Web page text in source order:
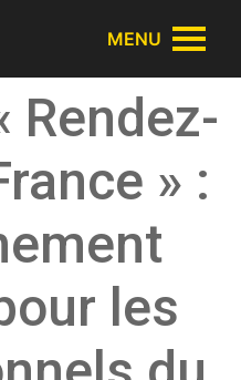
MENU
Rendez-
» :
les